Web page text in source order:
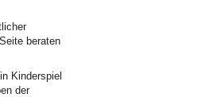
beraten
Kinderspiel
der